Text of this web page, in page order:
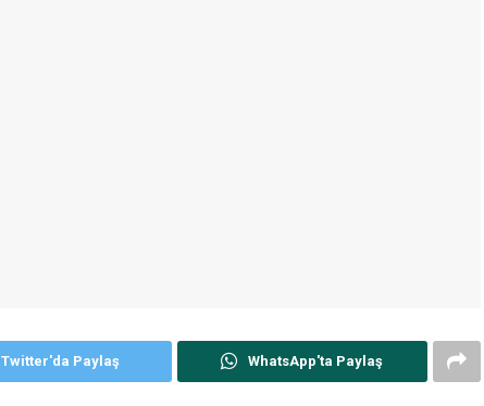
Twitter'da Paylaş WhatsApp'ta Paylaş